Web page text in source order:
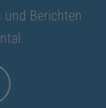
und Berichten